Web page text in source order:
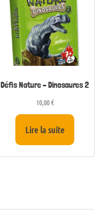
Défis Nature – Dinosaures 2
10,00€
Lire la suite